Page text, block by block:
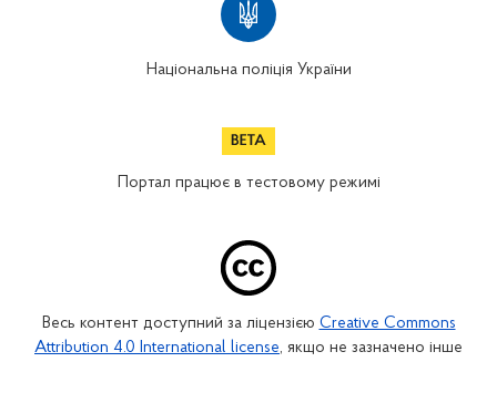
Національна поліція України
Портал працює в тестовому режимі
Весь контент доступний за ліцензією Creative Commons
Attribution 4.0 International license, якщо не зазначено інше